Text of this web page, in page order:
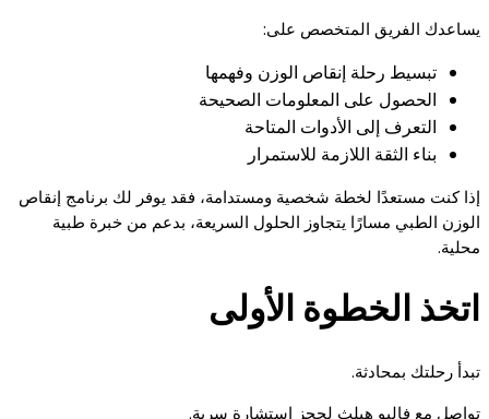
يساعدك الفريق المتخصص على:
تبسيط رحلة إنقاص الوزن وفهمها
الحصول على المعلومات الصحيحة
التعرف إلى الأدوات المتاحة
بناء الثقة اللازمة للاستمرار
إذا كنت مستعدًا لخطة شخصية ومستدامة، فقد يوفر لك برنامج إنقاص
الوزن الطبي مسارًا يتجاوز الحلول السريعة، بدعم من خبرة طبية
محلية.
اتخذ الخطوة الأولى
تبدأ رحلتك بمحادثة.
تواصل مع فاليو هيلث لحجز استشارة سرية.